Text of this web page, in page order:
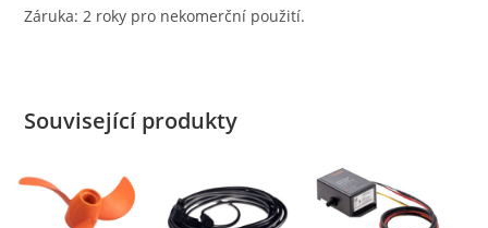
Záruka: 2 roky pro nekomerční použití.
Související produkty